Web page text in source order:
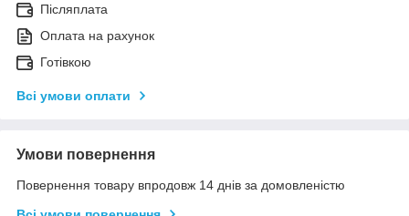
Післяплата
Оплата на рахунок
Готівкою
Всі умови оплати
Умови повернення
Повернення товару впродовж 14 днів за домовленістю